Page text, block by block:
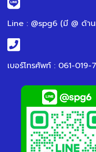
Line : @spg6 (มี @ ด้า
เบอร์โทรศัพท์ : 061-019-